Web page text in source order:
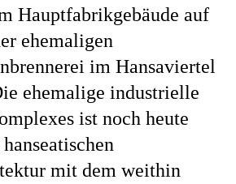
Hauptfabrikgebäude auf
ehemaligen
im Hansaviertel
ehemalige industrielle
ist noch heute
mit dem weithin